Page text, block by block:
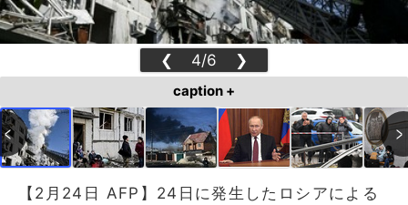
❮ 4/6 ❯
caption +
【2月24日 AFP】24日に発生したロシアによる